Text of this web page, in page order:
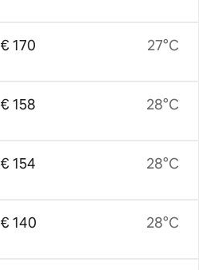
€ 170
€ 158
€ 154
€ 140
27°C
28°C
28°C
28°C